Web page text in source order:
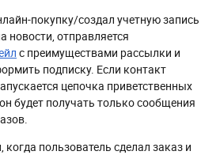
покупку/создал учетную запись
новости, отправляется
с преимуществами рассылки и
подписку. Если контакт
цепочка приветственных
будет получать только сообщения
пользователь сделал заказ и